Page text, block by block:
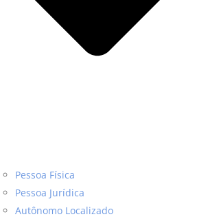
Pessoa Física
Pessoa Jurídica
Autônomo Localizado